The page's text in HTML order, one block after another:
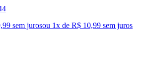
sem jurosou 1x de R$ 10,99 sem juros